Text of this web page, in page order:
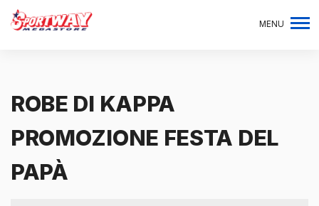
MENU
ROBE DI KAPPA
PROMOZIONE FESTA DEL
PAPÀ